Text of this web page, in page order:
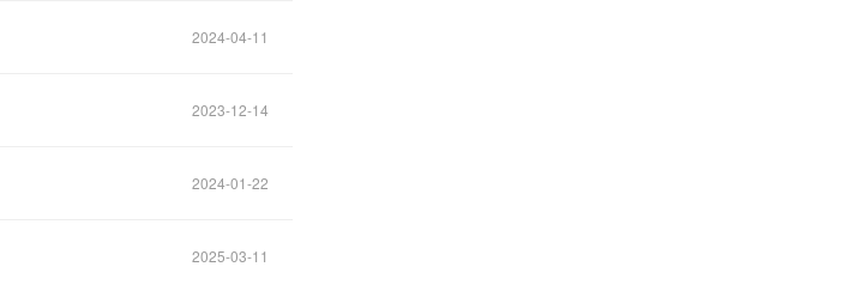
2024-04-11
2023-12-14
2024-01-22
2025-03-11